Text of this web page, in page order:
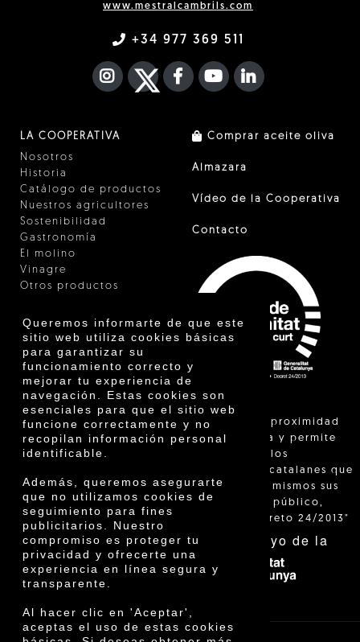
Queremos informarte de que este
sitio web utiliza cookies básicas
para garantizar su
funcionamiento correcto y
mejorar tu experiencia de
navegación. Estas cookies son
esenciales para que el sitio web
funcione correctamente y no
recopilan información personal
identificable.
Además, queremos asegurarte
que no utilizamos cookies de
seguimiento para fines
publicitarios. Nuestro
compromiso es proteger tu
privacidad y ofrecerte una
experiencia en línea segura y
transparente.
Al hacer clic en 'Aceptar',
aceptas el uso de estas cookies
www.mestralcambrils.com
+34 977 369 511
INSTAGRAM
TWITTER
FACEBOOK F
YOUTUBEFA LINKEDIN
LA COOPERATIVA
Nosotros
Historia
Catálogo de productos
Nuestros agricultores
Sostenibilidad
Gastronomía
El molino
Vinagre
Otros productos
Premios
Innovación
Comprar aceite oliva
Almazara
Vídeo de la Cooperativa
Contacto
"La venta de proximidad
está regulada y permite
identificar a los
agricultores catalanes que
venden ellos mismos sus
productos al público,
según el Decreto 24/2013"
Con el apoyo de la